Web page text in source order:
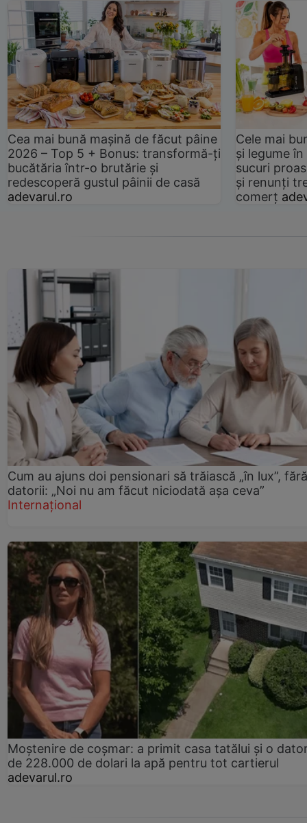
Cea mai bună mașină de făcut pâine
2026 – Top 5 + Bonus: transformă-ți
bucătăria într-o brutărie și
redescoperă gustul pâinii de casă
adevarul.ro
Cele mai
și legume
sucuri
și renunți
comerț
Cum au ajuns doi pensionari să trăiască „în lux”, fără
datorii: „Noi nu am făcut niciodată așa ceva”
Internațional
Moștenire de coșmar: a primit casa tatălui și o
de 228.000 de dolari la apă pentru tot cartierul
adevarul.ro